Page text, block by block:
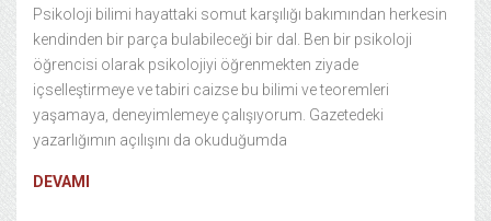
Psikoloji bilimi hayattaki somut karşılığı bakımından herkesin
kendinden bir parça bulabileceği bir dal. Ben bir psikoloji
öğrencisi olarak psikolojiyi öğrenmekten ziyade
içselleştirmeye ve tabiri caizse bu bilimi ve teoremleri
yaşamaya, deneyimlemeye çalışıyorum. Gazetedeki
yazarlığımın açılışını da okuduğumda
DEVAMI